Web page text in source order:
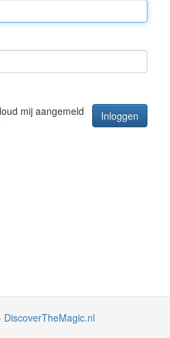
mij aangemeld
DiscoverTheMagic.nl